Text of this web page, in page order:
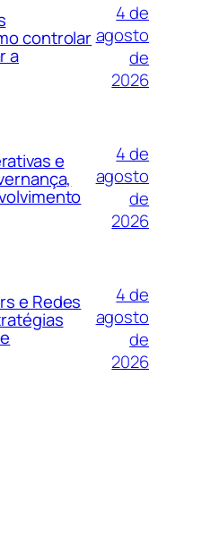
controlar
a
4 de
agosto
de
2026
e
4 de
agosto
de
2026
e Redes
4 de
agosto
de
2026